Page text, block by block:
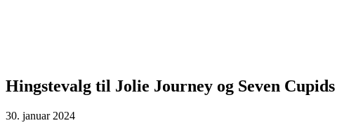
Hingstevalg til Jolie Journey og Seven Cupids
30. januar 2024